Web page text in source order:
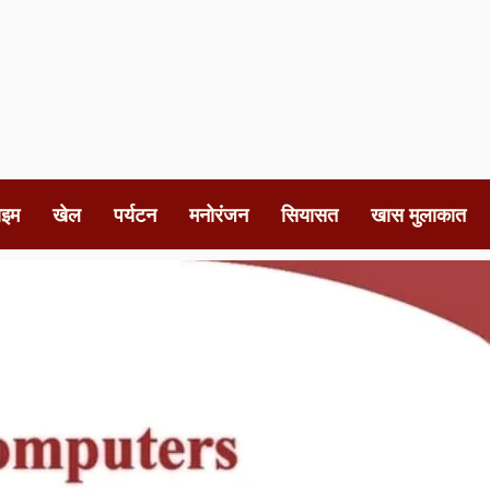
खेल पर्यटन मनोरंजन सियासत खास मुलाकात